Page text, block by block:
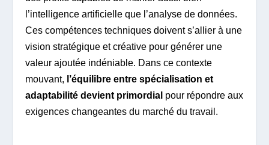
l’intelligence artificielle que l’analyse de données.
Ces compétences techniques doivent s’allier à une
vision stratégique et créative pour générer une
valeur ajoutée indéniable. Dans ce contexte
mouvant, l’équilibre entre spécialisation et
adaptabilité devient primordial pour répondre aux
exigences changeantes du marché du travail.